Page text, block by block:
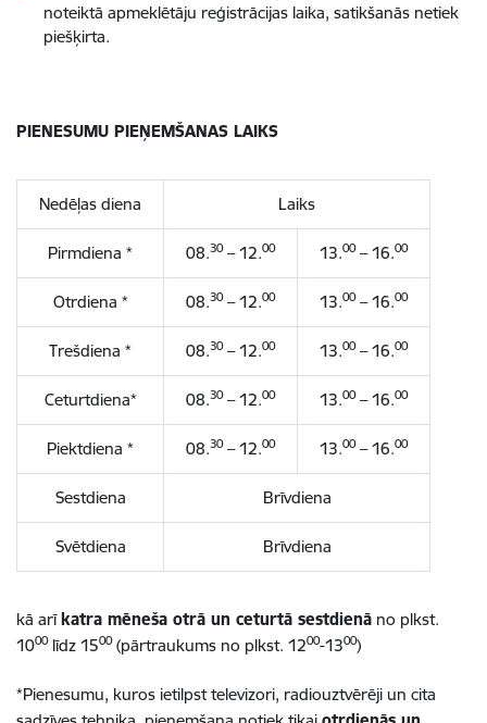
noteiktā apmeklētāju reģistrācijas laika, satikšanās netiek
piešķirta.
PIENESUMU PIEŅEMŠANAS LAIKS
Nedēļas diena Laiks
Pirmdiena * 08.30– 12.00 13.00– 16.00
Otrdiena * 08.30– 12.00 13.00– 16.00
Trešdiena * 08.30– 12.00 13.00– 16.00
Ceturtdiena* 08.30– 12.00 13.00– 16.00
Piektdiena * 08.30– 12.00 13.00– 16.00
Sestdiena Brīvdiena
Svētdiena Brīvdiena
kā arīkatra mēneša otrā un ceturtā sestdienā no plkst.
1000līdz 1500(pārtraukums no plkst. 1200-1300)
*Pienesumu, kuros ietilpst televizori, radiouztvērēji un cita